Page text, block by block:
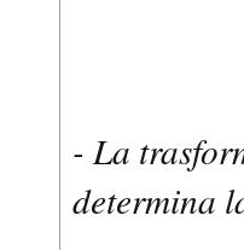
- La
determina